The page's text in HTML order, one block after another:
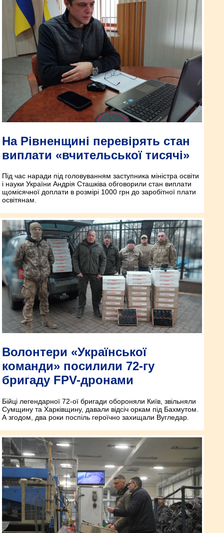
На Рівненщині перевірять стан
виплати «вчительської тисячі»
Під час наради під головуванням заступника міністра освіти
і науки України Андрія Сташківа обговорили стан виплати
щомісячної доплати в розмірі 1000 грн до заробітної плати
освітянам.
Волонтери «Української
команди» посилили 72-гу
бригаду FPV-дронами
Бійці легендарної 72-ої бригади обороняли Київ, звільняли
Сумщину та Харківщину, давали відсіч оркам під Бахмутом.
А згодом, два роки поспіль героїчно захищали Вугледар.